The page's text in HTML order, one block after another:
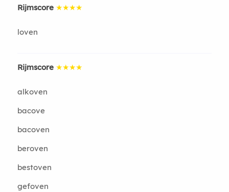
Rijmscore ★★★★
loven
Rijmscore ★★★★
alkoven
bacove
bacoven
beroven
bestoven
gefoven